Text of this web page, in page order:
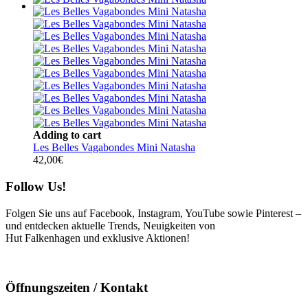
Adding to cart
Les Belles Vagabondes Mini Natasha
42,00€
Follow Us!
Folgen Sie uns auf Facebook, Instagram, YouTube sowie Pinterest –
und entdecken aktuelle Trends, Neuigkeiten von
Hut Falkenhagen und exklusive Aktionen!
Öffnungszeiten / Kontakt